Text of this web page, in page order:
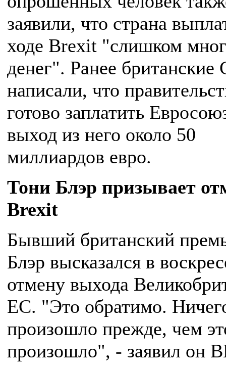
заявили, что страна
ходе Brexit "слишком
денег". Ранее
написали, что
готово заплатить
выход из него около 50
миллиардов евро.
Тони Блэр призывает
Brexit
Бывший британский
Блэр высказался в
отмену выхода
ЕС. "Это обратимо.
произошло прежде, чем
произошло", - заявил он